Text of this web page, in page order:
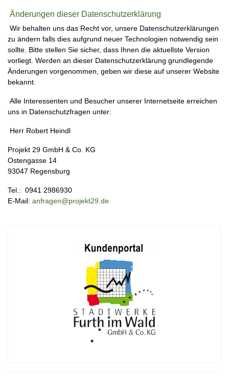
Änderungen dieser Datenschutzerklärung
Wir behalten uns das Recht vor, unsere Datenschutzerklärungen
zu ändern falls dies aufgrund neuer Technologien notwendig sein
sollte. Bitte stellen Sie sicher, dass Ihnen die aktuellste Version
vorliegt. Werden an dieser Datenschutzerklärung grundlegende
Änderungen vorgenommen, geben wir diese auf unserer Website
bekannt.
Alle Interessenten und Besucher unserer Internetseite erreichen
uns in Datenschutzfragen unter:
Herr Robert Heindl
Projekt 29 GmbH & Co. KG
Ostengasse 14
93047 Regensburg
Tel.: 0941 2986930
E-Mail: anfragen@projekt29.de